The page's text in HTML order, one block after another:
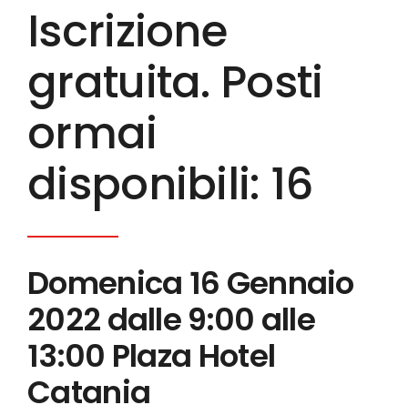
Iscrizione
gratuita. Posti
ormai
disponibili: 16
Domenica 16 Gennaio
2022 dalle 9:00 alle
13:00 Plaza Hotel
Catania